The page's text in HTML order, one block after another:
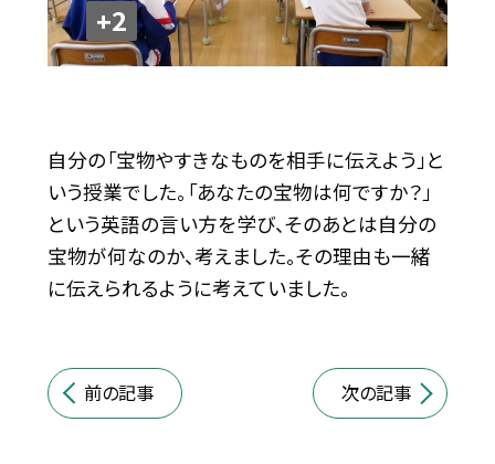
+2
自分の「宝物やすきなものを相手に伝えよう」と
いう授業でした。「あなたの宝物は何ですか？」
という英語の言い方を学び、そのあとは自分の
宝物が何なのか、考えました。その理由も一緒
に伝えられるように考えていました。
前の記事 次の記事